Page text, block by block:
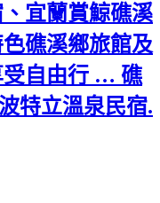
宜蘭賞鯨礁溪
礁溪鄉旅館及
受自由行 … 礁
特立溫泉民宿.